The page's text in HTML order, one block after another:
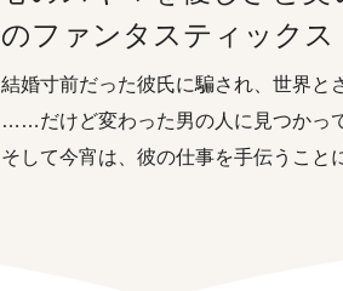
のファンタスティックス
結婚寸前だった彼氏に騙され、世界と
……だけど変わった男の人に見つかっ
そして今宵は、彼の仕事を手伝うこと